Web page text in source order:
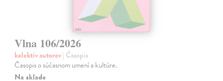
Vlna 106/2026
kolektív autorov| Časopis
Časopis o súčasnom umení a kultúre.
Na sklade